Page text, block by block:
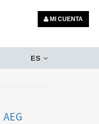
MI CUENTA
ES
AEG